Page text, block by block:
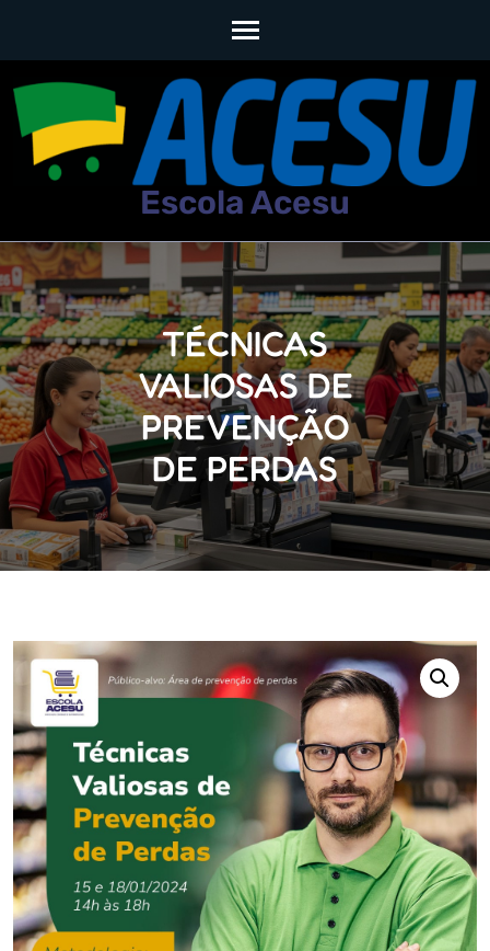
to
content
(Press
Escola Acesu
TÉCNICAS
VALIOSAS DE
PREVENÇÃO
DE PERDAS